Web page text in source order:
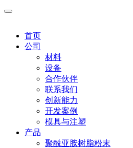
首页
公司
材料
设备
合作伙伴
联系我们
创新能力
开发案例
模具与注塑
产品
聚酰亚胺树脂粉末